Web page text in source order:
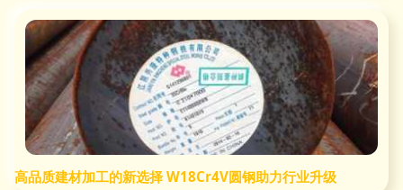
高品质建材加工的新选择 W18Cr4V圆钢助力行业升级